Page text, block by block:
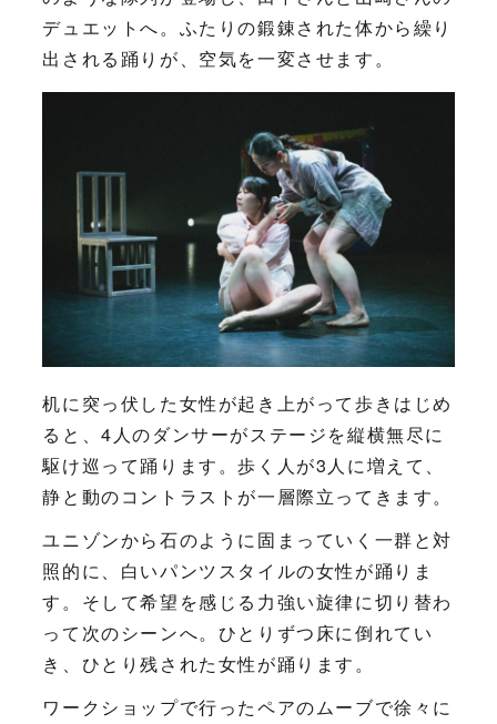
デュエットへ。ふたりの鍛錬された体から繰り
出される踊りが、空気を一変させます。
机に突っ伏した女性が起き上がって歩きはじめ
ると、4人のダンサーがステージを縦横無尽に
駆け巡って踊ります。歩く人が3人に増えて、
静と動のコントラストが一層際立ってきます。
ユニゾンから石のように固まっていく一群と対
照的に、白いパンツスタイルの女性が踊りま
す。そして希望を感じる力強い旋律に切り替わ
って次のシーンへ。ひとりずつ床に倒れてい
き、ひとり残された女性が踊ります。
ワークショップで行ったペアのムーブで徐々に